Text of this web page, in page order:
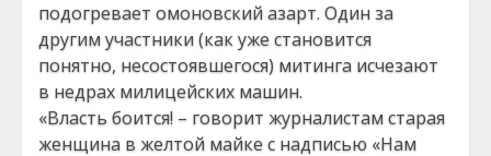
подогревает омоновский азарт. Один за
другим участники (как уже становится
понятно, несостоявшегося) митинга исчезают
в недрах милицейских машин.
«Власть боится! – говорит журналистам старая
женщина в желтой майке с надписью «Нам